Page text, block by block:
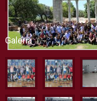
Galeria